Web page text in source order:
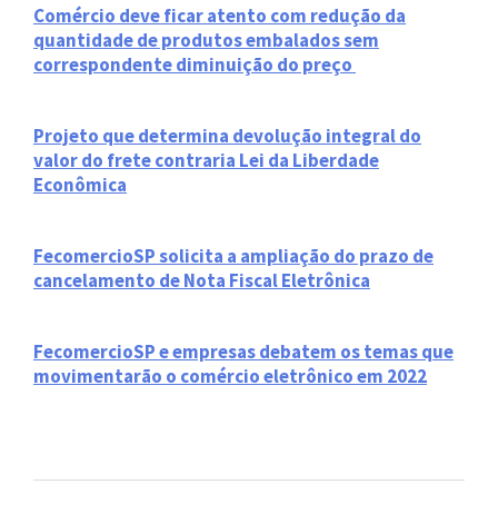
Comércio deve ficar atento com redução da
quantidade de produtos embalados sem
correspondente diminuição do preço
Projeto que determina devolução integral do
valor do frete contraria Lei da Liberdade
Econômica
FecomercioSP solicita a ampliação do prazo de
cancelamento de Nota Fiscal Eletrônica
FecomercioSP e empresas debatem os temas que
movimentarão o comércio eletrônico em 2022